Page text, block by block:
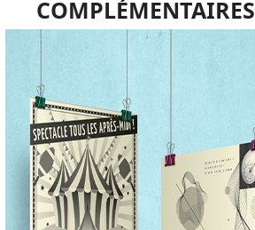
COMPLÉMENTAIRES